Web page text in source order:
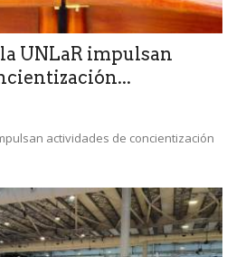
UNLaR impulsan
actividades de concientización